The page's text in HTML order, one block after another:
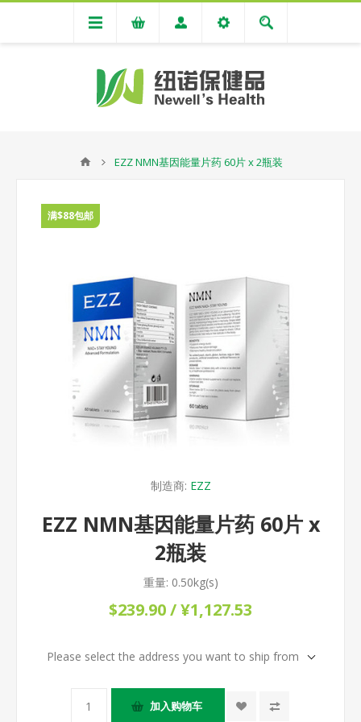
EZZ NMN基因能量片药 60片 x 2瓶装
满$88包邮
制造商: EZZ
EZZ NMN基因能量片药 60片 x
2瓶装
重量: 0.50kg(s)
$239.90 / ¥1,127.53
Please select the address you want to ship from